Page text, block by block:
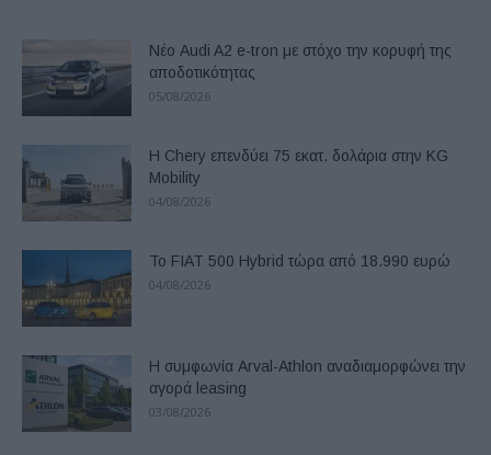
Νέο Audi A2 e-tron με στόχο την κορυφή της
αποδοτικότητας
05/08/2026
Η Chery επενδύει 75 εκατ. δολάρια στην KG
Mobility
04/08/2026
Το FIAT 500 Hybrid τώρα από 18.990 ευρώ
04/08/2026
Η συμφωνία Arval-Athlon αναδιαμορφώνει την
αγορά leasing
03/08/2026